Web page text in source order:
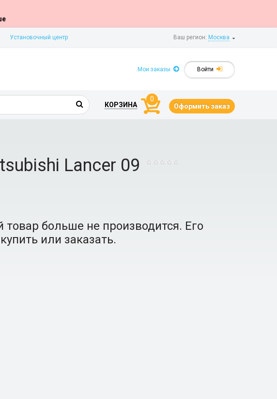
Ваш регион: Москва
Установочный центр
Войти
Мои заказы
КОРЗИНА
0
Оформить заказ
Lanсer 09
больше не производится. Его
или заказать.